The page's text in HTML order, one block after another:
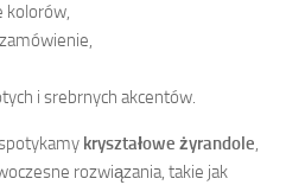
kolorów,
i srebrnych akcentów.
kryształowe żyrandole,
rozwiązania, takie jak